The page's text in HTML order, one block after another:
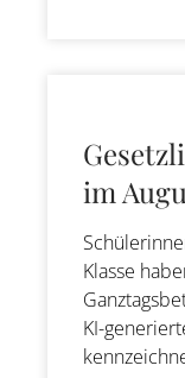
im
Klasse
KI-